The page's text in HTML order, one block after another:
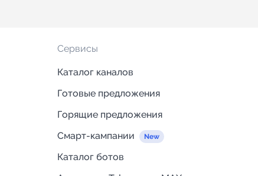
Сервисы
Каталог каналов
Готовые предложения
Горящие предложения
Смарт-кампании
Каталог ботов